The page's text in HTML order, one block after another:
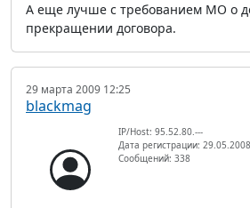
А еще лучше с требованием МО о
прекращении договора.
29 марта 2009 12:25
blackmag
IP/Host: 95.52.80.---
Дата регистрации: 29.05.2008
Сообщений: 338